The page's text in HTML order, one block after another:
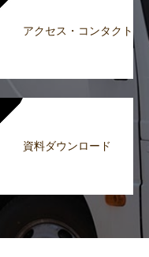
アクセス・コンタクト
資料ダウンロード